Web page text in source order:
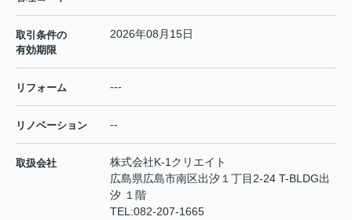
取引条件の
有効期限
2026年08月15日
リフォーム ---
リノベーション --
取扱会社
株式会社K-1クリエイト
広島県広島市南区出汐１丁目2-24 T-BLDG出
汐 １階
TEL:082-207-1665